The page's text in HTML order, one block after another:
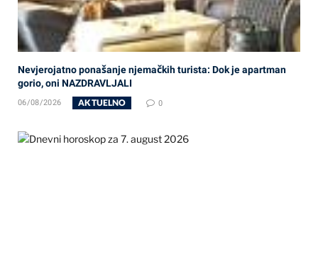
Nevjerojatno ponašanje njemačkih turista: Dok je apartman
gorio, oni NAZDRAVLJALI
06/08/2026 AKTUELNO 0